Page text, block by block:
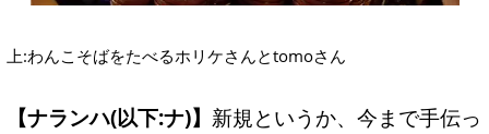
上:わんこそばをたべるホリケさんとtomoさん
【ナランハ(以下:ナ)】 新規というか、今まで手伝っ